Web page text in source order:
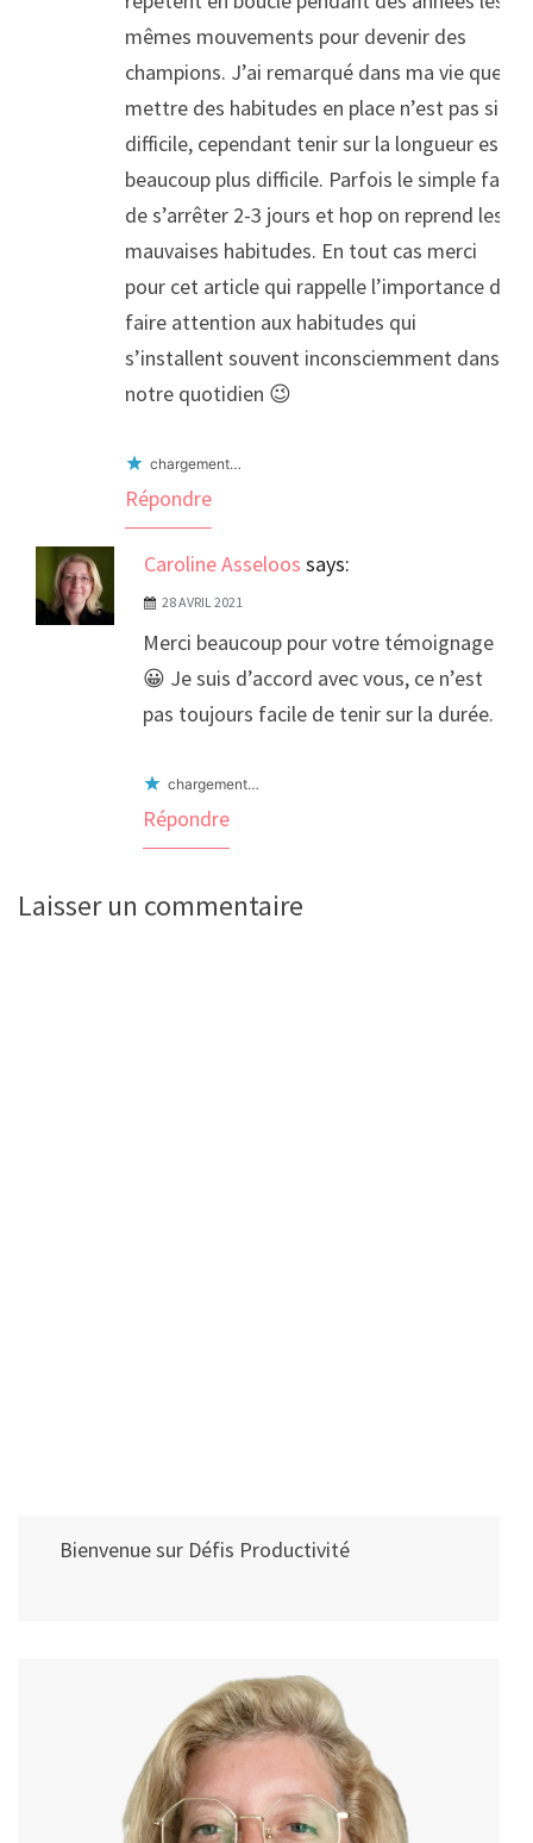
mêmes mouvements pour devenir des
champions. J’ai remarqué dans ma vie que
mettre des habitudes en place n’est pas si
difficile, cependant tenir sur la longueur est
beaucoup plus difficile. Parfois le simple fait
de s’arrêter 2-3 jours et hop on reprend les
mauvaises habitudes. En tout cas merci
pour cet article qui rappelle l’importance de
faire attention aux habitudes qui
s’installent souvent inconsciemment dans
notre quotidien 😉
chargement…
Répondre
Caroline Asseloos says:
28 AVRIL 2021
Merci beaucoup pour votre témoignage
😀 Je suis d’accord avec vous, ce n’est
pas toujours facile de tenir sur la durée.
chargement…
Répondre
Laisser un commentaire
Bienvenue sur Défis Productivité